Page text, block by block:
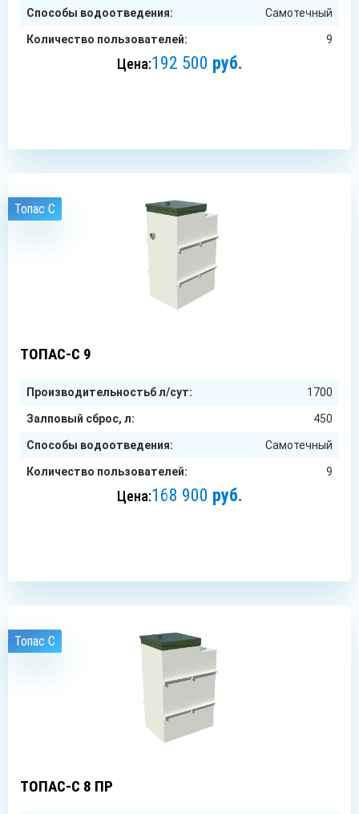
Способы водоотведения: Самотечный
Количество пользователей: 9
Цена:192 500 руб.
Топас C
ТОПАС-С 9
Производительностьб л/сут: 1700
Залповый сброс, л: 450
Способы водоотведения: Самотечный
Количество пользователей: 9
Цена:168 900 руб.
Топас C
ТОПАС-С 8 ПР